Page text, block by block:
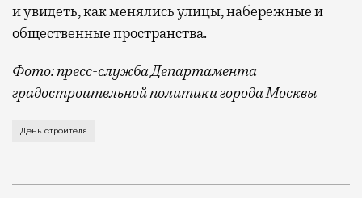
и увидеть, как менялись улицы, набережные и
общественные пространства.
Фото: пресс-служба Департамента
градостроительной политики города Москвы
В этом году профессиональный праздник День
День строителя